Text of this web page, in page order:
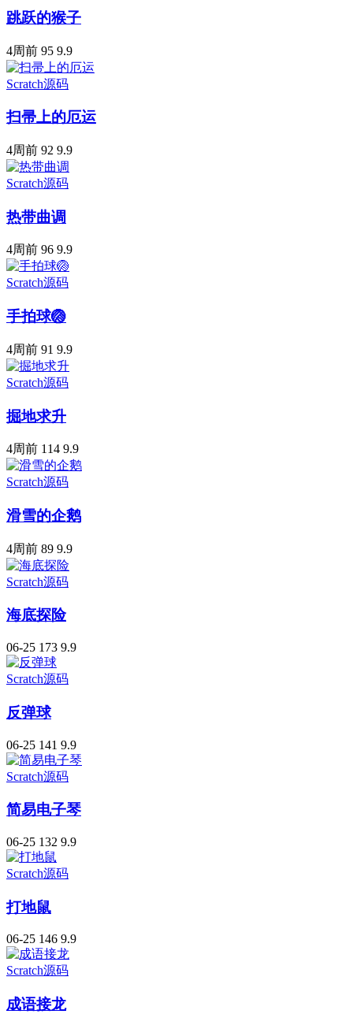
跳跃的猴子
4周前 95 9.9
Scratch源码
扫帚上的厄运
4周前 92 9.9
Scratch源码
热带曲调
4周前 96 9.9
Scratch源码
手拍球🏐
4周前 91 9.9
Scratch源码
掘地求升
4周前 114 9.9
Scratch源码
滑雪的企鹅
4周前 89 9.9
Scratch源码
海底探险
06-25 173 9.9
Scratch源码
反弹球
06-25 141 9.9
Scratch源码
简易电子琴
06-25 132 9.9
Scratch源码
打地鼠
06-25 146 9.9
Scratch源码
成语接龙